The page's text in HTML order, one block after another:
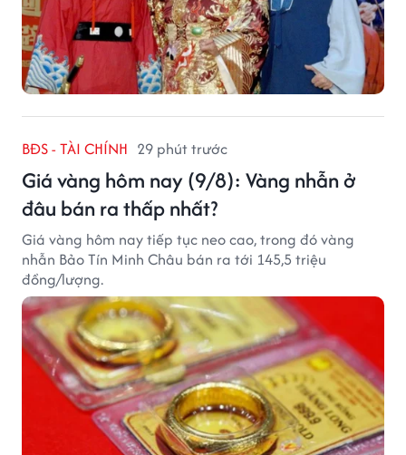
BĐS - TÀI CHÍNH 29 phút trước
Giá vàng hôm nay (9/8): Vàng nhẫn ở
đâu bán ra thấp nhất?
Giá vàng hôm nay tiếp tục neo cao, trong đó vàng
nhẫn Bảo Tín Minh Châu bán ra tới 145,5 triệu
đồng/lượng.